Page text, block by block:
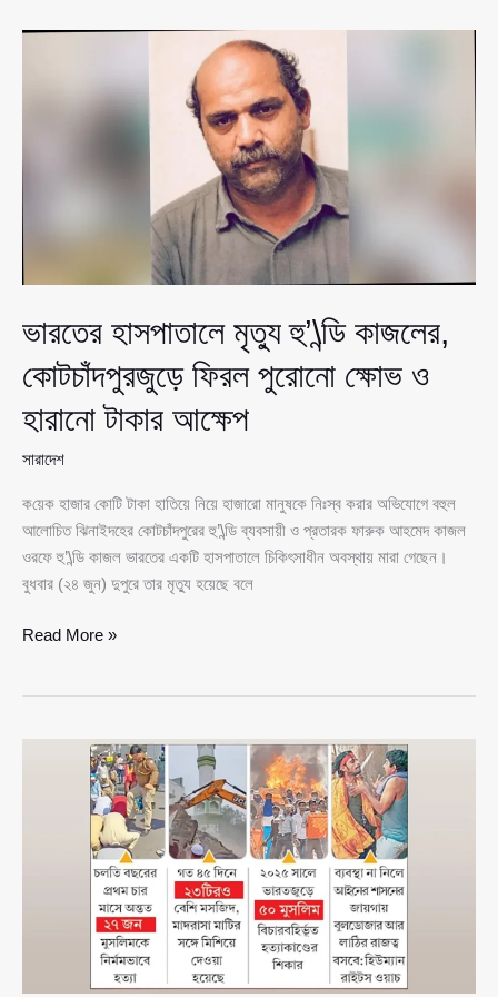
এখনই
আসিফ
ভারতের হাসপাতালে মৃত্যু হু’\ন্ডি কাজলের,
কোটচাঁদপুরজুড়ে ফিরল পুরোনো ক্ষোভ ও
হারানো টাকার আক্ষেপ
সারাদেশ
ক‌য়েক হাজার কোটি টাকা হাতিয়ে নিয়ে হাজারো মানুষকে নিঃস্ব করার অভিযোগে বহুল
আলোচিত ঝিনাইদহের কোটচাঁদপুরের হু’\ন্ডি ব্যবসায়ী ও প্রতারক ফারুক আহমেদ কাজল
ওরফে হু’\ন্ডি কাজল ভারতের একটি হাসপাতালে চিকিৎসাধীন অবস্থায় মারা গেছেন।
বুধবার (২৪ জুন) দুপুরে তার মৃত্যু হয়েছে বলে
ভারতের
কাজলের,
কোটচাঁদপুরজুড়ে
Read More »